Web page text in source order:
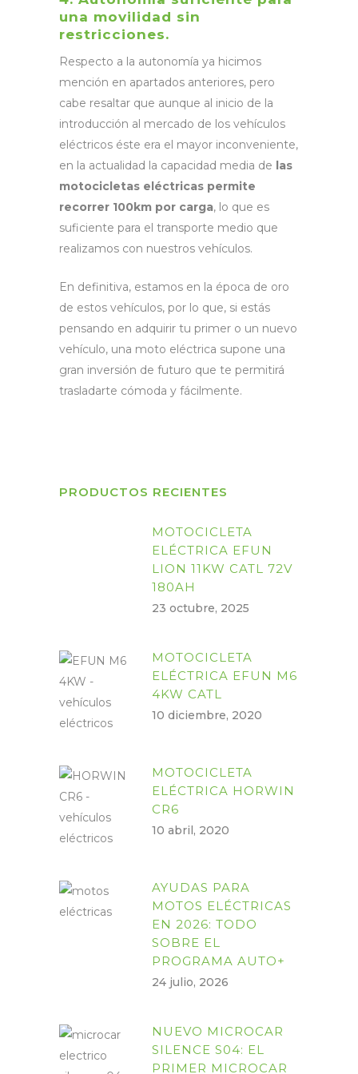
una movilidad sin
restricciones.
Respecto a la autonomía ya hicimos
mención en apartados anteriores, pero
cabe resaltar que aunque al inicio de la
introducción al mercado de los vehículos
eléctricos éste era el mayor inconveniente,
en la actualidad la capacidad media de las
motocicletas eléctricas permite
recorrer 100km por carga, lo que es
suficiente para el transporte medio que
realizamos con nuestros vehículos.
En definitiva, estamos en la época de oro
de estos vehículos, por lo que, si estás
pensando en adquirir tu primer o un nuevo
vehículo, una moto eléctrica supone una
gran inversión de futuro que te permitirá
trasladarte cómoda y fácilmente.
PRODUCTOS RECIENTES
MOTOCICLETA
ELÉCTRICA EFUN
LION 11KW CATL 72V
180AH
23 octubre, 2025
MOTOCICLETA
ELÉCTRICA EFUN M6
4KW CATL
10 diciembre, 2020
MOTOCICLETA
ELÉCTRICA HORWIN
CR6
10 abril, 2020
AYUDAS PARA
MOTOS ELÉCTRICAS
EN 2026: TODO
SOBRE EL
PROGRAMA AUTO+
24 julio, 2026
NUEVO MICROCAR
SILENCE S04: EL
PRIMER MICROCAR